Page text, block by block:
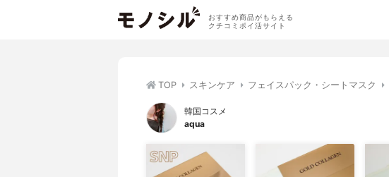
おすすめ商品がもらえる
クチコミポイ活サイト
TOP スキンケア フェイスパック・シートマスク
韓国コスメ
aqua